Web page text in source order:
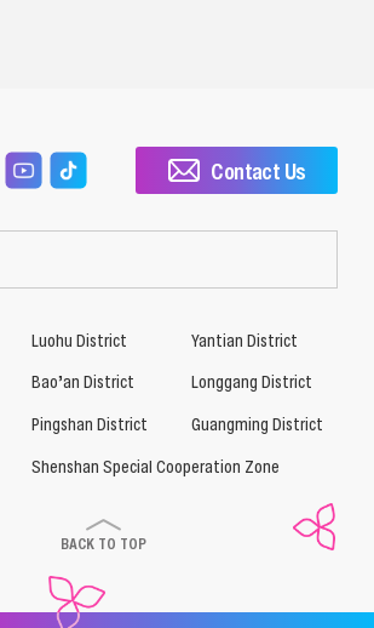
Contact Us
Luohu District
Yantian District
Bao’an District
Longgang District
Pingshan District
Guangming District
Shenshan Special Cooperation Zone
BACK TO TOP